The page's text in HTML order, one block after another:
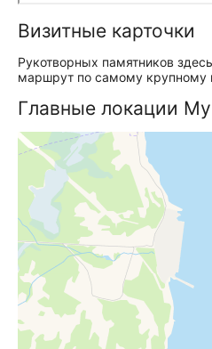
Визитные карточки
Рукотворных памятников
маршрут по самому крупному
Главные локации